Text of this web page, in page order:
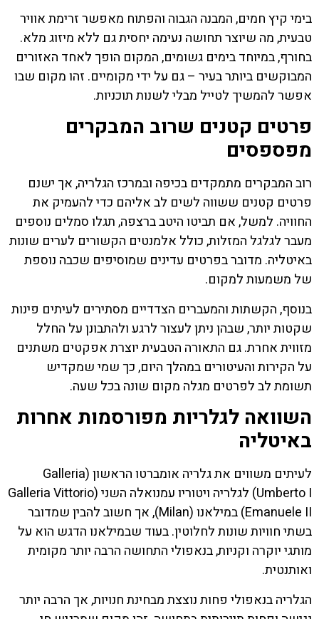
בימי קיץ חמים, המבנה הגבוה והפתוח מאפשר זרימת אוויר
טבעית, מה שיוצר תחושה נעימה יחסית גם ללא מיזוג מלא.
בחורף, במיוחד בימים גשומים, המקום הופך לאחד האזורים
המבוקשים ביותר בעיר – גם על ידי מקומיים. זהו מקום שבו
אפשר להמשיך לטייל מבלי לשנות תוכניות.
פרטים קטנים שרוב המבקרים
מפספסים
רוב המבקרים מתמקדים בכיפה ובמרכז הגלריה, אך ישנם
פרטים קטנים ששווה לשים לב אליהם כדי להעמיק את
החוויה. למשל, אם תביטו היטב ברצפה, תגלו סמלים נוספים
מעבר לגלגל המזלות, כולל אלמנטים הקשורים לערים שונות
באיטליה. מדובר בפרטים עדינים שמוסיפים שכבה נוספת
של משמעות למקום.
בנוסף, הקשתות והמעברים הצדדיים מסתירים לעיתים פינות
שקטות יותר, שבהן ניתן לעצור לרגע ולהתבונן על החלל
מזווית אחרת. גם התאורה הטבעית יוצרת אפקטים משתנים
על הקירות והעיטורים במהלך היום, כך שמי שמקדיש
תשומת לב לפרטים מגלה מקום שונה בכל שעה.
השוואה לגלריות מפורסמות אחרות
באיטליה
לעיתים משווים את גלריה אומברטו הראשון (Galleria
Umberto I) לגלריה ויטוריו עמנואלה השני (Galleria Vittorio
Emanuele II) במילאנו (Milan), אך חשוב להבין שמדובר
בשתי חוויות שונות לחלוטין. בעוד שבמילאנו הדגש הוא על
מותגי יוקרה וקניות, בנאפולי התחושה הרבה יותר מקומית
ואותנטית.
הגלריה בנאפולי פחות נוצצת מבחינת חנויות, אך הרבה יותר